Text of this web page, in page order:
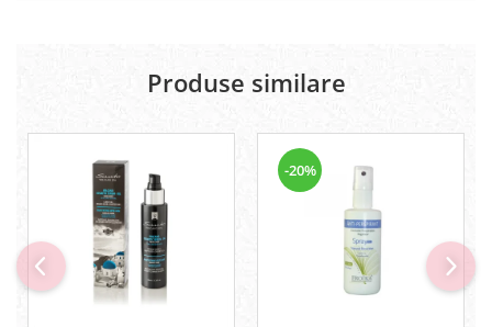
Produse similare
-20%